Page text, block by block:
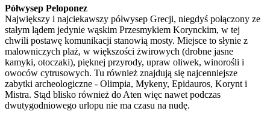
Półwysep Peloponez
Największy i najciekawszy półwysep Grecji, niegdyś połączony ze
stałym lądem jedynie wąskim Przesmykiem Korynckim, w tej
chwili postawę komunikacji stanowią mosty. Miejsce to słynie z
malowniczych plaż, w większości żwirowych (drobne jasne
kamyki, otoczaki), pięknej przyrody, upraw oliwek, winorośli i
owoców cytrusowych. Tu również znajdują się najcenniejsze
zabytki archeologiczne - Olimpia, Mykeny, Epidauros, Korynt i
Mistra. Stąd blisko również do Aten więc nawet podczas
dwutygodniowego urlopu nie ma czasu na nudę.